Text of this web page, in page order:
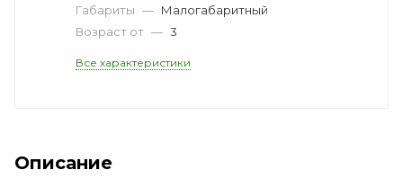
Габариты — Малогабаритный
Возраст от — 3
Все характеристики
Описание